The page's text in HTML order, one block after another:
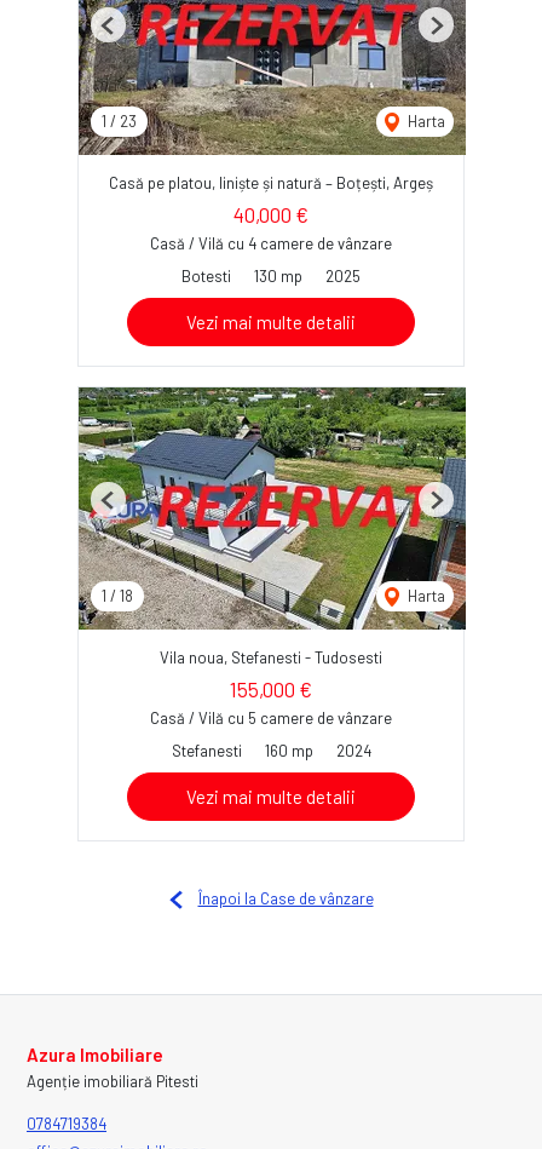
1 / 23 Harta
Previous Next
Casă pe platou, liniște și natură – Boțești, Argeș
40,000 €
Casă / Vilă cu 4 camere de vânzare
Botesti
130 mp 2025
Vezi mai multe detalii
1 / 18 Harta
Previous Next
Vila noua, Stefanesti - Tudosesti
155,000 €
Casă / Vilă cu 5 camere de vânzare
Stefanesti
160 mp 2024
Vezi mai multe detalii
Înapoi la Case de vânzare
Azura Imobiliare
Agenție imobiliară Pitesti
0784719384